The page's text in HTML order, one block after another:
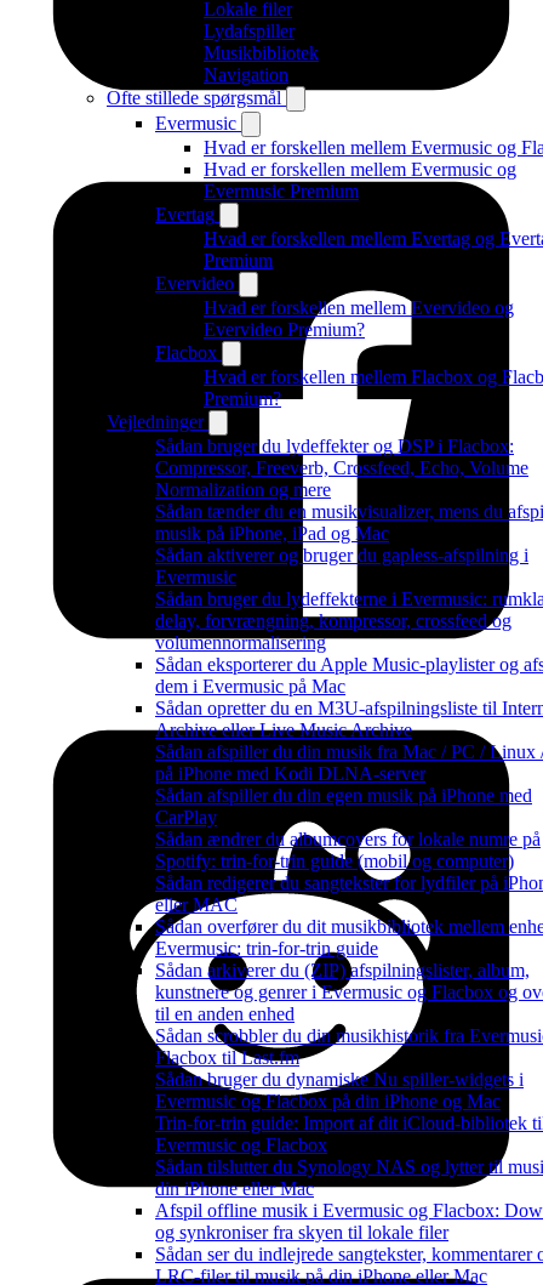
Lokale filer
Lydafspiller
Musikbibliotek
Navigation
Ofte stillede spørgsmål
Evermusic
Hvad er forskellen mellem Evermusic og
Hvad er forskellen mellem Evermusic og
Evermusic Premium
Evertag
Hvad er forskellen mellem Evertag og
Premium
Evervideo
Hvad er forskellen mellem Evervideo og
Evervideo Premium?
Flacbox
Hvad er forskellen mellem Flacbox og
Premium?
Vejledninger
Sådan bruger du lydeffekter og DSP i Flacbox:
Compressor, Freeverb, Crossfeed, Echo, Volume
Normalization og mere
Sådan tænder du en musikvisualizer, mens du
musik på iPhone, iPad og Mac
Sådan aktiverer og bruger du gapless-afspilning i
Evermusic
Sådan bruger du lydeffekterne i Evermusic:
delay, forvrængning, kompressor, crossfeed og
volumennormalisering
Sådan eksporterer du Apple Music-playlister og
dem i Evermusic på Mac
Sådan opretter du en M3U-afspilningsliste til
Archive eller Live Music Archive
Sådan afspiller du din musik fra Mac / PC /
på iPhone med Kodi DLNA-server
Sådan afspiller du din egen musik på iPhone med
CarPlay
Sådan ændrer du albumcovers for lokale numre på
Spotify: trin-for-trin guide (mobil og computer)
Sådan redigerer du sangtekster for lydfiler på
eller MAC
Sådan overfører du dit musikbibliotek mellem
Evermusic: trin-for-trin guide
Sådan arkiverer du (ZIP) afspilningslister, album,
kunstnere og genrer i Evermusic og Flacbox og
til en anden enhed
Sådan scrobbler du din musikhistorik fra
Flacbox til Last.fm
Sådan bruger du dynamiske Nu spiller-widgets i
Evermusic og Flacbox på din iPhone og Mac
Trin-for-trin guide: Import af dit iCloud-bibliotek
Evermusic og Flacbox
Sådan tilslutter du Synology NAS og lytter til
din iPhone eller Mac
Afspil offline musik i Evermusic og Flacbox:
og synkroniser fra skyen til lokale filer
Sådan ser du indlejrede sangtekster, kommentarer
LRC-filer til musik på din iPhone eller Mac